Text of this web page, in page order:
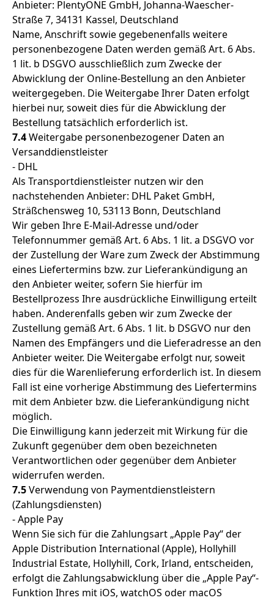
Anbieter: PlentyONE GmbH, Johanna-Waescher-
Straße 7, 34131 Kassel, Deutschland
Name, Anschrift sowie gegebenenfalls weitere
personenbezogene Daten werden gemäß Art. 6 Abs.
1 lit. b DSGVO ausschließlich zum Zwecke der
Abwicklung der Online-Bestellung an den Anbieter
weitergegeben. Die Weitergabe Ihrer Daten erfolgt
hierbei nur, soweit dies für die Abwicklung der
Bestellung tatsächlich erforderlich ist.
7.4Weitergabe personenbezogener Daten an
Versanddienstleister
- DHL
Als Transportdienstleister nutzen wir den
nachstehenden Anbieter: DHL Paket GmbH,
Sträßchensweg 10, 53113 Bonn, Deutschland
Wir geben Ihre E-Mail-Adresse und/oder
Telefonnummer gemäß Art. 6 Abs. 1 lit. a DSGVO vor
der Zustellung der Ware zum Zweck der Abstimmung
eines Liefertermins bzw. zur Lieferankündigung an
den Anbieter weiter, sofern Sie hierfür im
Bestellprozess Ihre ausdrückliche Einwilligung erteilt
haben. Anderenfalls geben wir zum Zwecke der
Zustellung gemäß Art. 6 Abs. 1 lit. b DSGVO nur den
Namen des Empfängers und die Lieferadresse an den
Anbieter weiter. Die Weitergabe erfolgt nur, soweit
dies für die Warenlieferung erforderlich ist. In diesem
Fall ist eine vorherige Abstimmung des Liefertermins
mit dem Anbieter bzw. die Lieferankündigung nicht
möglich.
Die Einwilligung kann jederzeit mit Wirkung für die
Zukunft gegenüber dem oben bezeichneten
Verantwortlichen oder gegenüber dem Anbieter
widerrufen werden.
7.5Verwendung von Paymentdienstleistern
(Zahlungsdiensten)
- Apple Pay
Wenn Sie sich für die Zahlungsart „Apple Pay“ der
Apple Distribution International (Apple), Hollyhill
Industrial Estate, Hollyhill, Cork, Irland, entscheiden,
erfolgt die Zahlungsabwicklung über die „Apple Pay“-
Funktion Ihres mit iOS, watchOS oder macOS